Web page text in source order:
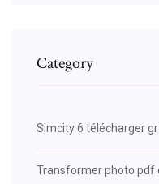
Category
Simcity 6 télécharger
Transformer photo pdf